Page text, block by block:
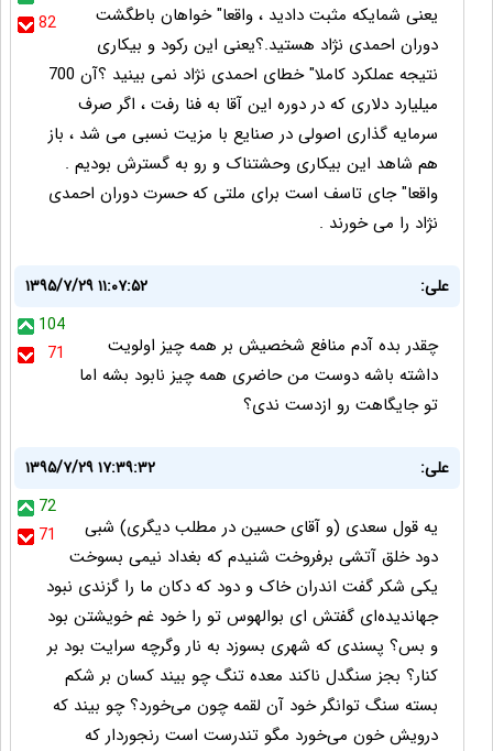
82
یعنی شمایکه مثبت دادید ، واقعا" خواهان باطگشت
دوران احمدی نژاد هستید.؟یعنی این رکود و بیکاری
نتیجه عملکرد کاملا" خطای احمدی نژاد نمی بینید ؟آن 700
میلیارد دلاری که در دوره این آقا به فنا رفت ، اگر صرف
سرمایه گذاری اصولی در صنایع با مزیت نسبی می شد ، باز
هم شاهد این بیکاری وحشتناک و رو به گسترش بودیم .
واقعا" جای تاسف است برای ملتی که حسرت دوران احمدی
نژاد را می خورند .
علی:
۱۳۹۵/۷/۲۹ ۱۱:۰۷:۵۲
104
71
چقدر بده آدم منافع شخصیش بر همه چیز اولویت
داشته باشه دوست من حاضری همه چیز نابود بشه اما
تو جایگاهت رو ازدست ندی؟
علی:
۱۳۹۵/۷/۲۹ ۱۷:۳۹:۳۲
72
71
یه قول سعدی (و آقای حسین در مطلب دیگری) شبی
دود خلق آتشی برفروخت شنیدم که بغداد نیمی بسوخت
یکی شکر گفت اندران خاک و دود که دکان ما را گزندی نبود
جهاندیده‌ای گفتش ای بوالهوس تو را خود غم خویشتن بود
و بس؟ پسندی که شهری بسوزد به نار وگرچه سرایت بود بر
کنار؟ بجز سنگدل ناکند معده تنگ چو بیند کسان بر شکم
بسته سنگ توانگر خود آن لقمه چون می‌خورد؟ چو بیند که
درویش خون می‌خورد مگو تندرست است رنجوردار که